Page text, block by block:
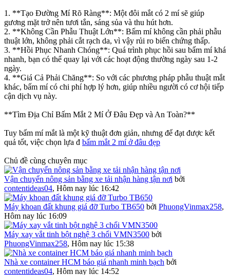
1. **Tạo Đường Mí Rõ Ràng**: Một đôi mắt có 2 mí sẽ giúp
gương mặt trở nên tươi tắn, sáng sủa và thu hút hơn.
2. **Không Cần Phẫu Thuật Lớn**: Bấm mí không cần phải phẫu
thuật lớn, không phải cắt rạch da, vì vậy rủi ro biến chứng thấp.
3. **Hồi Phục Nhanh Chóng**: Quá trình phục hồi sau bấm mí khá
nhanh, bạn có thể quay lại với các hoạt động thường ngày sau 1-2
ngày.
4. **Giá Cả Phải Chăng**: So với các phương pháp phẫu thuật mắt
khác, bấm mí có chi phí hợp lý hơn, giúp nhiều người có cơ hội tiếp
cận dịch vụ này.
**Tìm Địa Chỉ Bấm Mắt 2 Mí Ở Đâu Đẹp và An Toàn?**
Tuy bấm mí mắt là một kỹ thuật đơn giản, nhưng để đạt được kết
quả tốt, việc chọn lựa đ bấm mắt 2 mí ở đâu đẹp
Chủ đề cùng chuyên mục
Vận chuyển nông sản bằng xe tải nhận hàng tận nơi bởi
contentideas04, Hôm nay lúc 16:42
Máy khoan đất khung giá đỡ Turbo TB650 bởi PhuongVinmax258,
Hôm nay lúc 16:09
Máy xay vắt tinh bột nghệ 3 chổi VMN3500 bởi
PhuongVinmax258, Hôm nay lúc 15:38
Nhà xe container HCM báo giá nhanh minh bạch bởi
contentideas04, Hôm nay lúc 14:52